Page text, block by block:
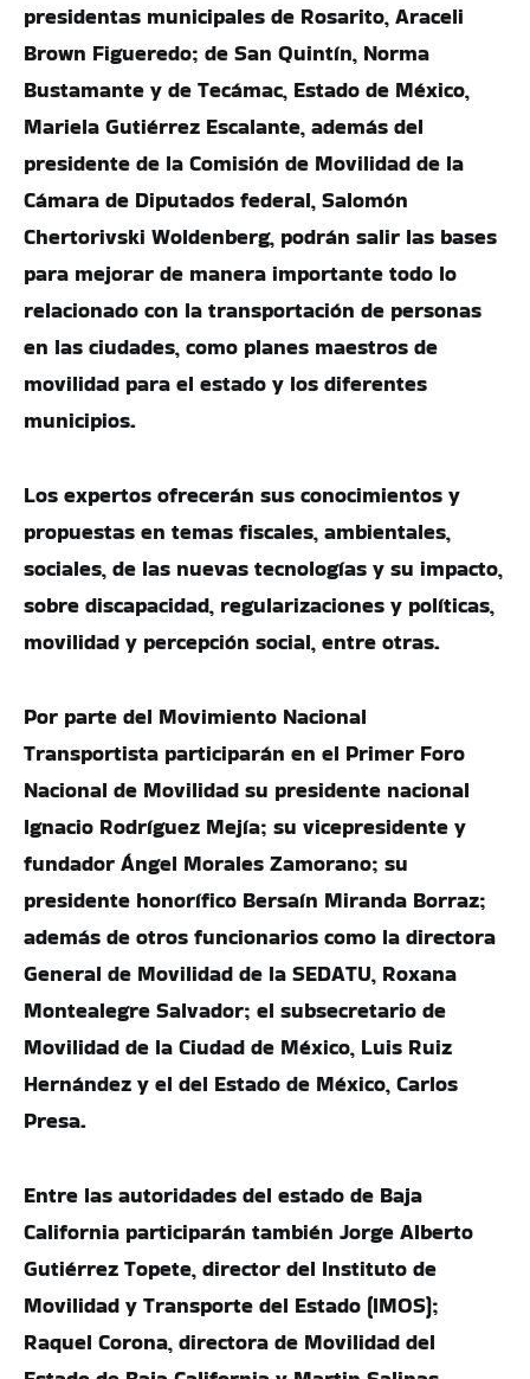
presidentas municipales de Rosarito, Araceli
Brown Figueredo; de San Quintín, Norma
Bustamante y de Tecámac, Estado de México,
Mariela Gutiérrez Escalante, además del
presidente de la Comisión de Movilidad de la
Cámara de Diputados federal, Salomón
Chertorivski Woldenberg, podrán salir las bases
para mejorar de manera importante todo lo
relacionado con la transportación de personas
en las ciudades, como planes maestros de
movilidad para el estado y los diferentes
municipios.
Los expertos ofrecerán sus conocimientos y
propuestas en temas fiscales, ambientales,
sociales, de las nuevas tecnologías y su impacto,
sobre discapacidad, regularizaciones y políticas,
movilidad y percepción social, entre otras.
Por parte del Movimiento Nacional
Transportista participarán en el Primer Foro
Nacional de Movilidad su presidente nacional
Ignacio Rodríguez Mejía; su vicepresidente y
fundador Ángel Morales Zamorano; su
presidente honorífico Bersaín Miranda Borraz;
además de otros funcionarios como la directora
General de Movilidad de la SEDATU, Roxana
Montealegre Salvador; el subsecretario de
Movilidad de la Ciudad de México, Luis Ruiz
Hernández y el del Estado de México, Carlos
Presa.
Entre las autoridades del estado de Baja
California participarán también Jorge Alberto
Gutiérrez Topete, director del Instituto de
Movilidad y Transporte del Estado (IMOS);
Raquel Corona, directora de Movilidad del